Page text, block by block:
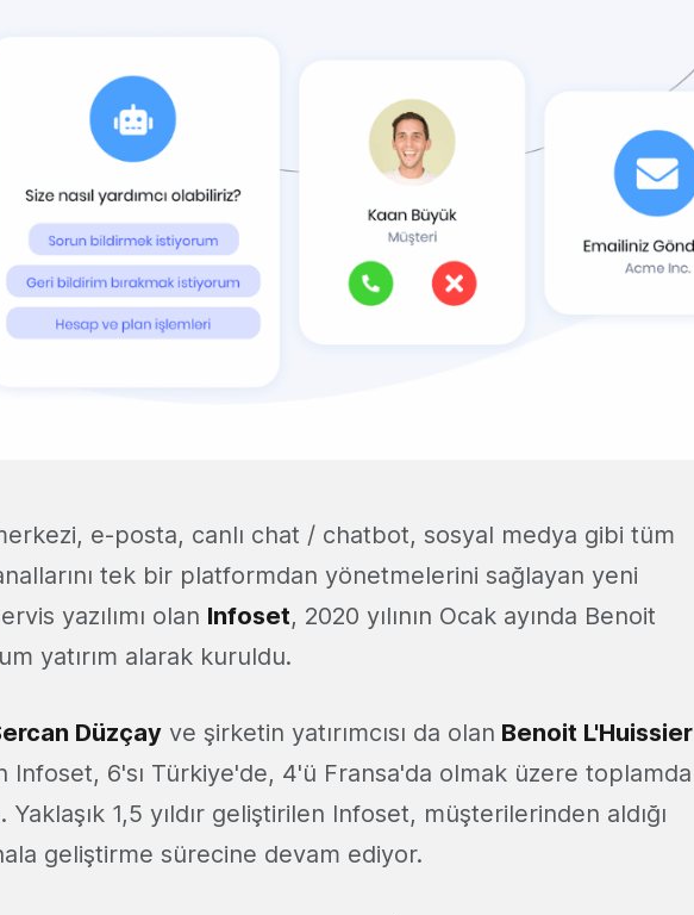
e-posta, canlı chat / chatbot, sosyal medya gibi tüm
tek bir platformdan yönetmelerini sağlayan yeni
yazılımı olan Infoset, 2020 yılının Ocak ayında Benoit
yatırım alarak kuruldu.
Düzçay ve şirketin yatırımcısı da olan Benoit L'Huissier
Infoset, 6'sı Türkiye'de, 4'ü Fransa'da olmak üzere toplamda
Yaklaşık 1,5 yıldır geliştirilen Infoset, müşterilerinden aldığı
geliştirme sürecine devam ediyor.